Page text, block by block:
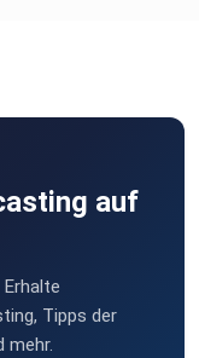
auf
Tipps der
mehr.